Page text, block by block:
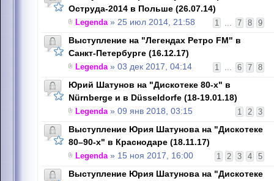
Оструда-2014 в Польше (26.07.14)
1 ... 7 8 9
Legenda» 25 июл 2014, 21:58
Выступление на "Легендах Ретро FM" в
Санкт-Петербурге (16.12.17)
1 ... 6 7 8
Legenda» 03 дек 2017, 04:14
Юрий Шатунов на "Дискотеке 80-х" в
Nürnbergе и в Düsseldorfе (18-19.01.18)
1 2 3
Legenda» 09 янв 2018, 03:15
Выступление Юрия Шатунова на "Дискотеке
80–90-х" в Краснодаре (18.11.17)
1 2 3 4 5
Legenda» 15 ноя 2017, 16:00
Выступление Юрия Шатунова на "Дискотеке